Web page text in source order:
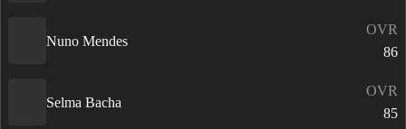
Nuno Mendes
OVR
86
Selma Bacha
OVR
85